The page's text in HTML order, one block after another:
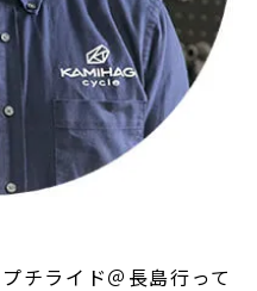
チライド＠長島行って